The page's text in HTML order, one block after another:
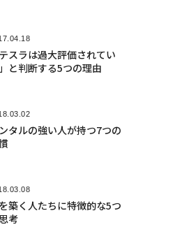
テスラは過大評価されてい
と判断する5つの理由
タルの強い人が持つ7つの
築く人たちに特徴的な5つ
考